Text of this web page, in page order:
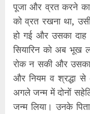
पूजा और व्रत करने का
को व्रत रखना था,
हो गई और उसका दाह
सियारिन को अब भूख
रोक न सकी और
और नियम व श्रद्धा से
अगले जन्म में दोनों
जन्म लिया। उनके